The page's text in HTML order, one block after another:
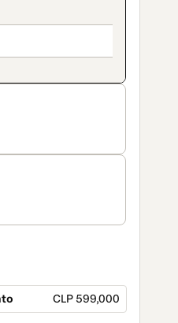
CLP 599,000